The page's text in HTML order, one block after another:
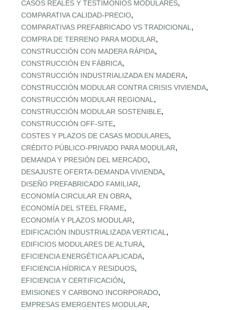
CASOS REALES Y TESTIMONIOS MODULARES,
COMPARATIVA CALIDAD‑PRECIO,
COMPARATIVAS PREFABRICADO VS TRADICIONAL ,
COMPRA DE TERRENO PARA MODULAR,
CONSTRUCCIÓN CON MADERA RÁPIDA,
CONSTRUCCIÓN EN FÁBRICA,
CONSTRUCCIÓN INDUSTRIALIZADA EN MADERA,
CONSTRUCCIÓN MODULAR CONTRA CRISIS VIVIENDA,
CONSTRUCCIÓN MODULAR REGIONAL ,
CONSTRUCCIÓN MODULAR SOSTENIBLE,
CONSTRUCCIÓN OFF‑SITE,
COSTES Y PLAZOS DE CASAS MODULARES,
CRÉDITO PÚBLICO‑PRIVADO PARA MODULAR,
DEMANDA Y PRESIÓN DEL MERCADO,
DESAJUSTE OFERTA‑DEMANDA VIVIENDA,
DISEÑO PREFABRICADO FAMILIAR,
ECONOMÍA CIRCULAR EN OBRA,
ECONOMÍA DEL STEEL FRAME,
ECONOMÍA Y PLAZOS MODULAR,
EDIFICACIÓN INDUSTRIALIZADA VERTICAL ,
EDIFICIOS MODULARES DE ALTURA,
EFICIENCIA ENERGÉTICA APLICADA,
EFICIENCIA HÍDRICA Y RESIDUOS,
EFICIENCIA Y CERTIFICACIÓN,
EMISIONES Y CARBONO INCORPORADO,
EMPRESAS EMERGENTES MODULAR,